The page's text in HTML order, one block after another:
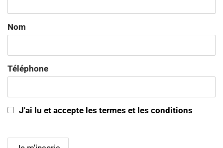
Nom
Téléphone
J'ai lu et accepte les termes et les conditions